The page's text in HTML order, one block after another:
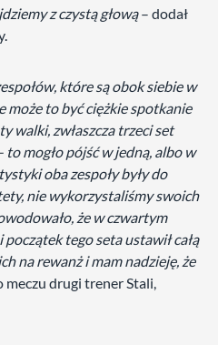
z czystą głową– dodał
które są obok siebie w
może to być ciężkie spotkanie
walki, zwłaszcza trzeci set
mogło pójść w jedną, albo w
oba zespoły były do
nie wykorzystaliśmy swoich
że w czwartym
tego seta ustawił całą
na rewanż i mam nadzieję, że
meczu drugi trener Stali,